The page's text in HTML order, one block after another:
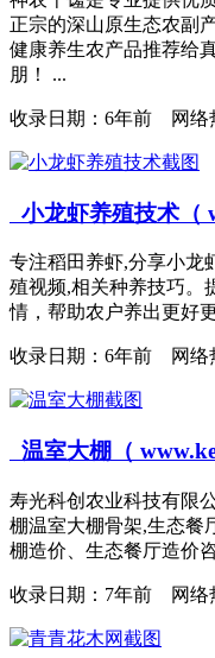
正宗的深山原生态农副
健康养生农产品推荐给
朋！ ...
收录日期： 6年前 网络
小龙虾养殖技术（
专注稻田养虾,分享小龙
殖视频,相关种养技巧。
情，帮助农户养出更好
收录日期： 6年前 网络
温室大棚（
寿光科创农业科技有限
棚温室大棚骨架,生态餐
棚造价、生态餐厅造价
收录日期： 7年前 网络